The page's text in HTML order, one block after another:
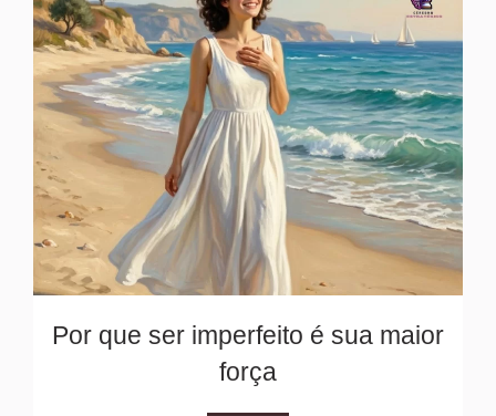
Por que ser imperfeito é sua maior
força